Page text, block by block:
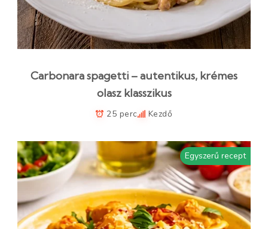
Carbonara spagetti – autentikus, krémes
olasz klasszikus
25 perc Kezdő
Egyszerű recept